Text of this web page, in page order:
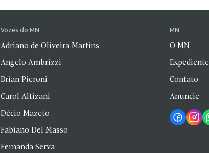
Vozes do MN
Adriano de Oliveira Martins
Angelo Ambrizzi
Brian Pieroni
Carol Altizani
Décio Mazeto
Fabiano Del Masso
Fernanda Serva
MN
O MN
Expediente
Contato
Anuncie